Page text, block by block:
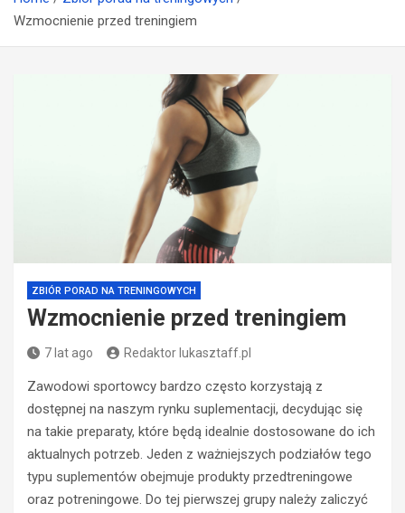
Wzmocnienie przed treningiem
ZBIÓR PORAD NA TRENINGOWYCH
Wzmocnienie przed treningiem
7 lat ago Redaktor lukasztaff.pl
Zawodowi sportowcy bardzo często korzystają z
dostępnej na naszym rynku suplementacji, decydując się
na takie preparaty, które będą idealnie dostosowane do ich
aktualnych potrzeb. Jeden z ważniejszych podziałów tego
typu suplementów obejmuje produkty przedtreningowe
oraz potreningowe. Do tej pierwszej grupy należy zaliczyć